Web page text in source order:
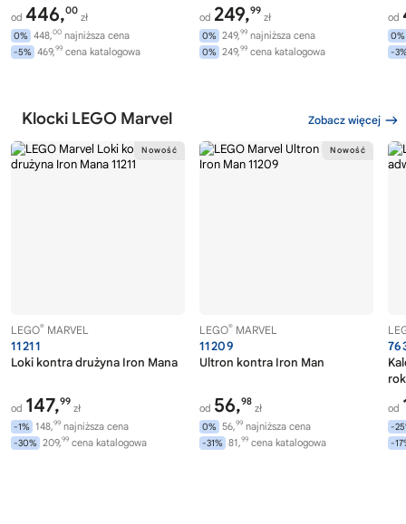
od 446,00
zł
0% 448,00 najniższa cena
-5% 469,99 cena katalogowa
od 249,99
zł
0% 249,99 najniższa cena
0% 249,99 cena katalogowa
od
0%
-
Klocki LEGO Marvel Zobacz więcej
LEGO® MARVEL
11211
Loki kontra drużyna Iron Mana
od 147,99
zł
-1% 148,99 najniższa cena
-30% 209,99 cena katalogowa
LEGO® MARVEL
11209
Ultron kontra Iron Man
od 56,98
zł
0% 56,99 najniższa cena
-31% 81,99 cena katalogowa
rok
od
-
-